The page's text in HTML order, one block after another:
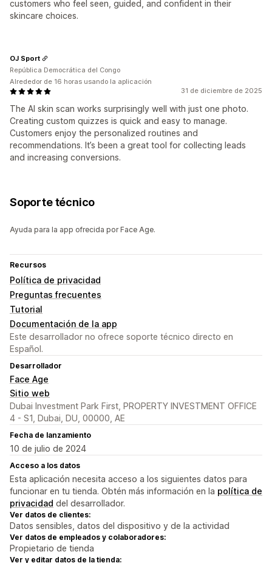
customers who feel seen, guided, and confident in their
skincare choices.
31 de diciembre de 2025
The AI skin scan works surprisingly well with just one photo.
Creating custom quizzes is quick and easy to manage.
Customers enjoy the personalized routines and
recommendations. It’s been a great tool for collecting leads
and increasing conversions.
OJ Sport
República Democrática del Congo
Alrededor de 16 horas usando la aplicación
Soporte técnico
Ayuda para la app ofrecida por Face Age.
Recursos
Política de privacidad
Preguntas frecuentes
Tutorial
Documentación de la app
Este desarrollador no ofrece soporte técnico directo en
Español.
Desarrollador
Face Age
Sitio web
Dubai Investment Park First, PROPERTY INVESTMENT OFFICE
4 - S1, Dubai, DU, 00000, AE
Fecha de lanzamiento
10 de julio de 2024
Acceso a los datos
Esta aplicación necesita acceso a los siguientes datos para
funcionar en tu tienda. Obtén más información en la política de
privacidad del desarrollador.
Ver datos de clientes:
Datos sensibles, datos del dispositivo y de la actividad
Ver datos de empleados y colaboradores:
Propietario de tienda
Ver y editar datos de la tienda: